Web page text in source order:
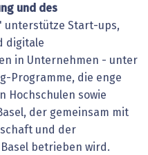
und des
unterstütze Start-ups,
digitale
in Unternehmen - unter
Programme, die enge
Hochschulen sowie
der gemeinsam mit
und der
betrieben wird.